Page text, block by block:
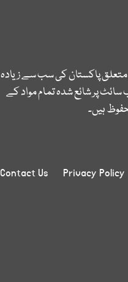
پاکستان کی سب سے زیادہ
پر شائع شدہ تمام مواد کے
ہیں۔
Privacy Policy
Contact Us